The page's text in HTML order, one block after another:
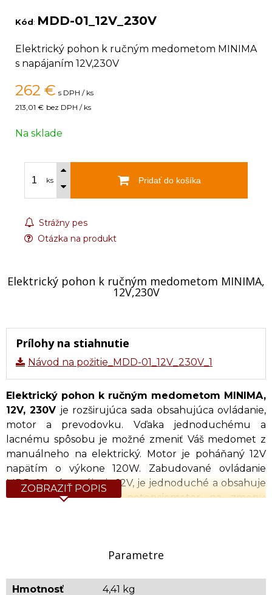
Kód: MDD-01_12V_230V
Elektrický pohon k ručným medometom MINIMA
s napájaním 12V,230V
262 € s DPH / ks
213,01 € bez DPH / ks
Na sklade
ks Pridať do košíka
Strážny pes
Otázka na produkt
Elektrický pohon k ručným medometom MINIMA,
12V,230V
Prílohy na stiahnutie
Návod na požitie_MDD-01_12V_230V_1
Elektrický pohon k ručným medometom MINIMA,
12V, 230V je rozširujúca sada obsahujúca ovládanie,
motor a prevodovku. Vďaka jednoduchému a
lacnému spôsobu je možné zmeniť Váš medomet z
manuálneho na elektrický. Motor je poháňaný 12V
napätím o výkone 120W. Zabudované ovládanie
MDD-01 má napájanie 12V, je jednoduché a obsahuje
vypínač a manuálny potenciometer na zmenu
pohon (dĺžka hriadeľa 51 mm, vnútorný priemer 16
ZOBRAZIŤ POPIS
Parametre
Hmotnosť 4,41 kg